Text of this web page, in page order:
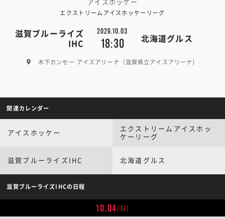
エクストリームアイスホッケーリーグ
滋賀ブルーライズ
IHC
2026.10.03
18:30 北海道グルス
木下カンセー アイスアリーナ（滋賀県立アイスアリーナ）
関連カレンダー
アイスホッケー
エクストリームアイスホッ
ケーリーグ
滋賀ブルーライズIHC 北海道グルス
滋賀ブルーライズIHCの日程
10.04[日]